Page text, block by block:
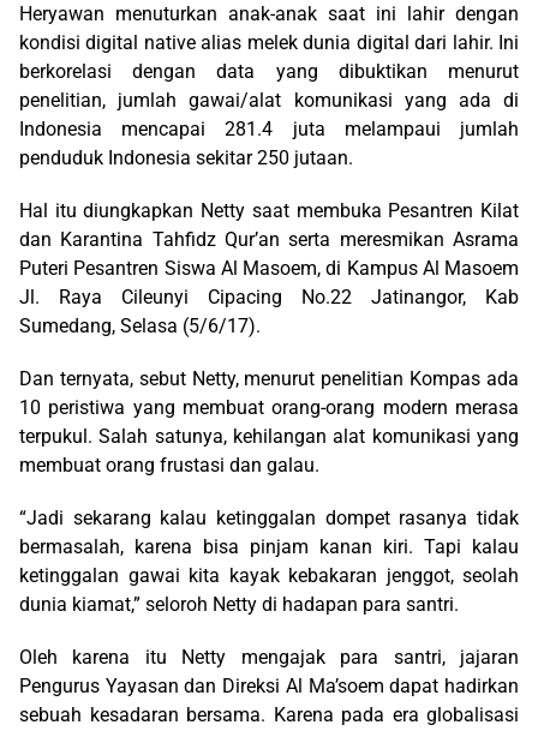
Heryawan menuturkan anak-anak saat ini lahir dengan
kondisi digital native alias melek dunia digital dari lahir. Ini
berkorelasi dengan data yang dibuktikan menurut
penelitian, jumlah gawai/alat komunikasi yang ada di
Indonesia mencapai 281.4 juta melampaui jumlah
penduduk Indonesia sekitar 250 jutaan.
Hal itu diungkapkan Netty saat membuka Pesantren Kilat
dan Karantina Tahfidz Qur’an serta meresmikan Asrama
Puteri Pesantren Siswa Al Masoem, di Kampus Al Masoem
Jl. Raya Cileunyi Cipacing No.22 Jatinangor, Kab
Sumedang, Selasa (5/6/17).
Dan ternyata, sebut Netty, menurut penelitian Kompas ada
10 peristiwa yang membuat orang-orang modern merasa
terpukul. Salah satunya, kehilangan alat komunikasi yang
membuat orang frustasi dan galau.
“Jadi sekarang kalau ketinggalan dompet rasanya tidak
bermasalah, karena bisa pinjam kanan kiri. Tapi kalau
ketinggalan gawai kita kayak kebakaran jenggot, seolah
dunia kiamat,” seloroh Netty di hadapan para santri.
Oleh karena itu Netty mengajak para santri, jajaran
Pengurus Yayasan dan Direksi Al Ma’soem dapat hadirkan
sebuah kesadaran bersama. Karena pada era globalisasi